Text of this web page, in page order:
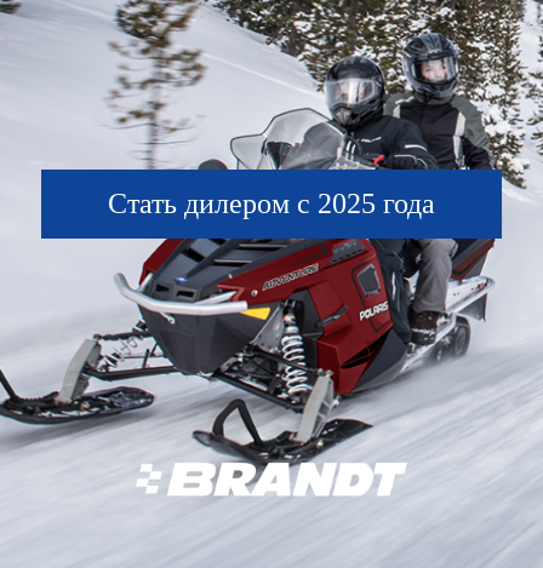
Стать дилером с 2025 года